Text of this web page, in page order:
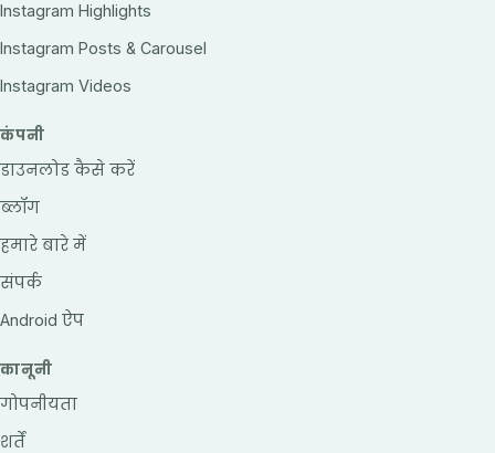
Instagram Highlights
Instagram Posts & Carousel
Instagram Videos
कंपनी
डाउनलोड कैसे करें
ब्लॉग
हमारे बारे में
संपर्क
Android ऐप
कानूनी
गोपनीयता
शर्तें